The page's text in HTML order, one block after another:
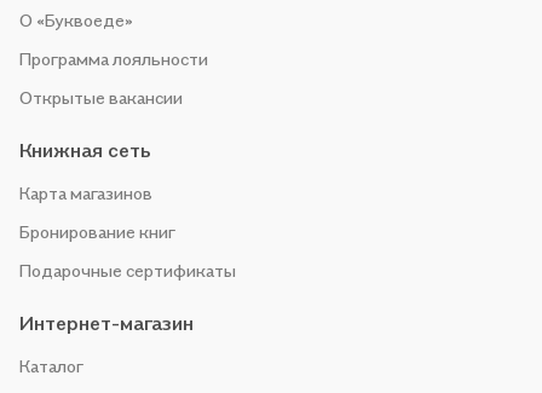
О «Буквоеде»
Программа лояльности
Открытые вакансии
Книжная сеть
Карта магазинов
Бронирование книг
Подарочные сертификаты
Интернет-магазин
Каталог